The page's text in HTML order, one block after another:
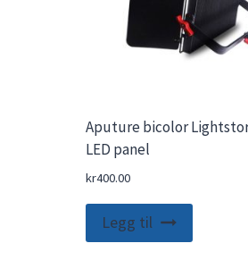
Aputure bicolor
LED panel
kr400.00
Legg til